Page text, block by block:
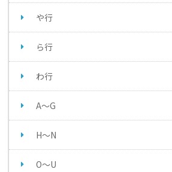
や行
ら行
わ行
A～G
H～N
O～U